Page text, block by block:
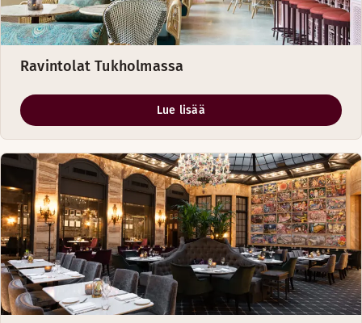
Ravintolat Tukholmassa
Lue lisää